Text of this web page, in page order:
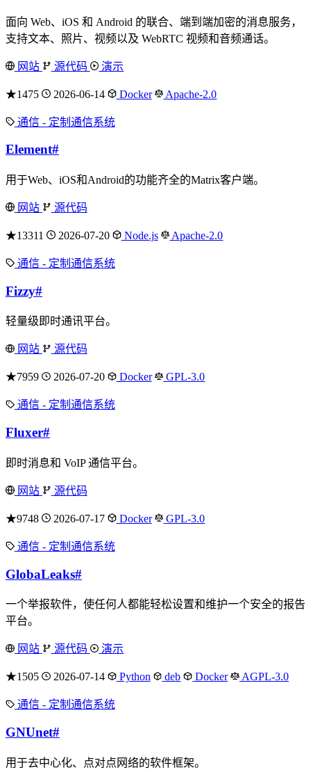
面向 Web、iOS 和 Android 的联合、端到端加密的消息服务，
支持文本、照片、视频以及 WebRTC 视频和音频通话。
网站 源代码 演示
★1475 2026-06-14 Docker Apache-2.0
通信 - 定制通信系统
Element#
用于Web、iOS和Android的功能齐全的Matrix客户端。
网站 源代码
★13311 2026-07-20 Node.js Apache-2.0
通信 - 定制通信系统
Fizzy#
轻量级即时通讯平台。
网站 源代码
★7959 2026-07-20 Docker GPL-3.0
通信 - 定制通信系统
Fluxer#
即时消息和 VoIP 通信平台。
网站 源代码
★9748 2026-07-17 Docker GPL-3.0
通信 - 定制通信系统
GlobaLeaks#
一个举报软件，使任何人都能轻松设置和维护一个安全的报告
平台。
网站 源代码 演示
★1505 2026-07-14 Python deb Docker AGPL-3.0
通信 - 定制通信系统
GNUnet#
用于去中心化、点对点网络的软件框架。